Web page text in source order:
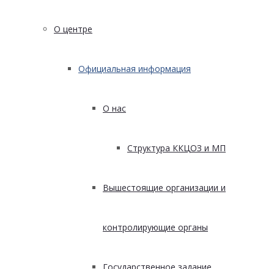
О центре
Официальная информация
О нас
Структура ККЦОЗ и МП
Вышестоящие организации и
контролирующие органы